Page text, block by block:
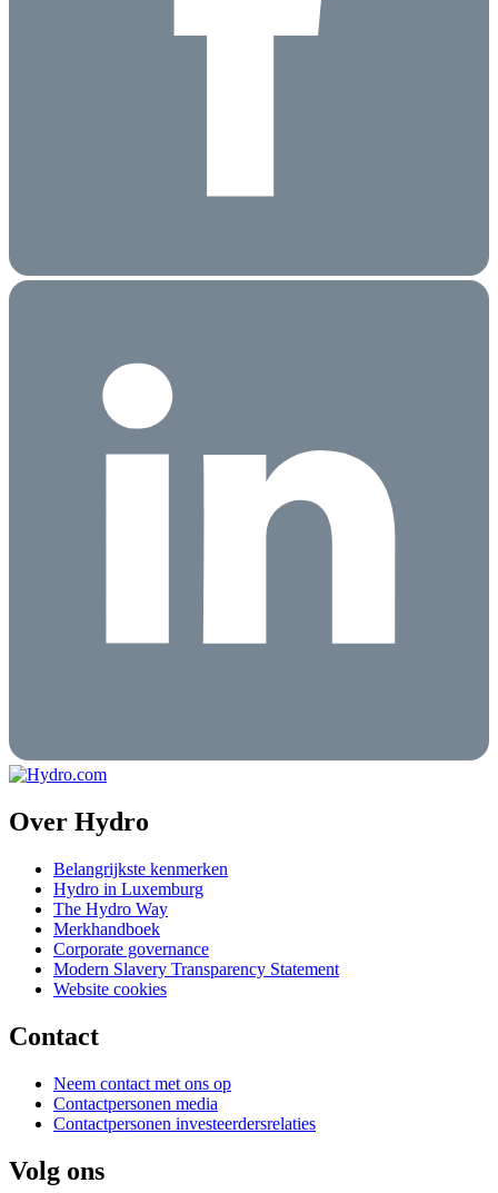
Over Hydro
Belangrijkste kenmerken
Hydro in Luxemburg
The Hydro Way
Merkhandboek
Corporate governance
Modern Slavery Transparency Statement
Website cookies
Contact
Neem contact met ons op
Contactpersonen media
Contactpersonen investeerdersrelaties
Volg ons